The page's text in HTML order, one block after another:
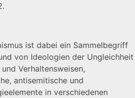
ist dabei ein Sammelbegriff
von Ideologien der Ungleichheit
Verhaltensweisen,
antisemitische und
in verschiedenen